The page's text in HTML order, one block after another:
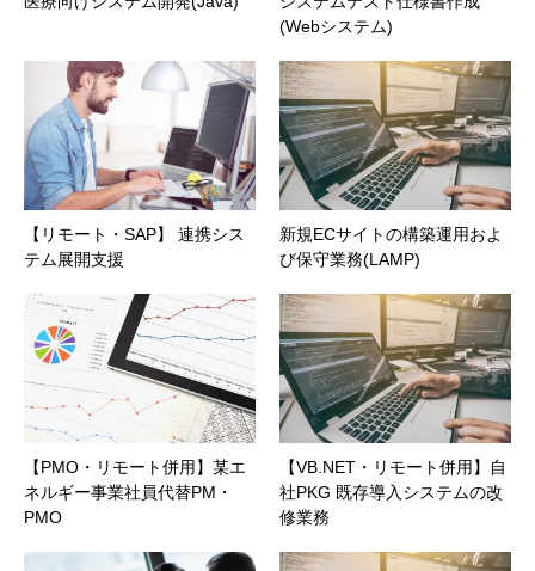
(Webシステム)
【リモート・SAP】 連携シス
テム展開支援
新規ECサイトの構築運用およ
び保守業務(LAMP)
【PMO・リモート併用】某エ
ネルギー事業社員代替PM・
PMO
【VB.NET・リモート併用】自
社PKG 既存導入システムの改
修業務